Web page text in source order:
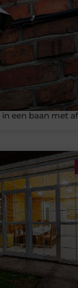
een baan met